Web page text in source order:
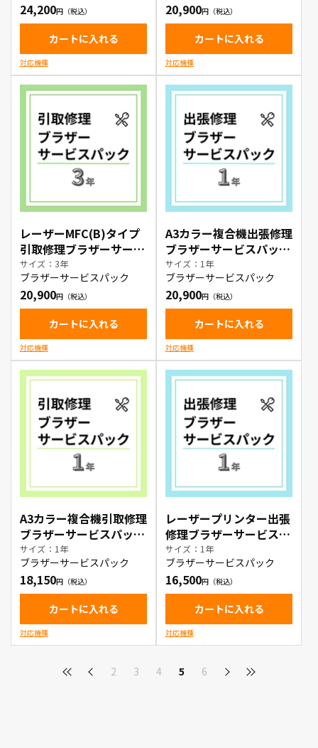
24,200
カートに入れる
対応機種
20,900
カートに入れる
対応機種
レーザーMFC(B)タイプ
引取修理ブラザーサービ
スパック3年
サイズ：3年
ブラザーサービスパック
20,900
カートに入れる
対応機種
A3カラー複合機出張修理
ブラザーサービスパック
1年
サイズ：1年
ブラザーサービスパック
20,900
カートに入れる
対応機種
A3カラー複合機引取修理
ブラザーサービスパック
1年
サイズ：1年
ブラザーサービスパック
18,150
カートに入れる
対応機種
レーザープリンター出張
修理ブラザーサービスパ
ック1年
サイズ：1年
ブラザーサービスパック
16,500
カートに入れる
対応機種
2 3 4 5 6